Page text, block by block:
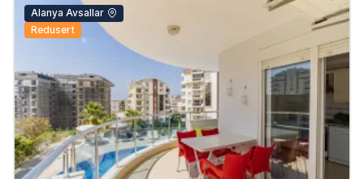
Alanya Avsallar
Redusert